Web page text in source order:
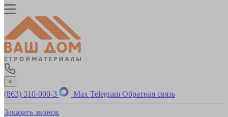
×
(863) 310-000-3 Max Telegram Обратная связь
Заказать звонок